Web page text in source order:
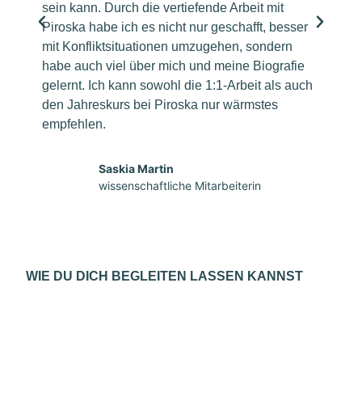
sein kann. Durch die vertiefende Arbeit mit
Piroska habe ich es nicht nur geschafft, besser
mit Konfliktsituationen umzugehen, sondern
habe auch viel über mich und meine Biografie
gelernt. Ich kann sowohl die 1:1-Arbeit als auch
den Jahreskurs bei Piroska nur wärmstes
empfehlen.
Saskia Martin
wissenschaftliche Mitarbeiterin
WIE DU DICH BEGLEITEN LASSEN KANNST